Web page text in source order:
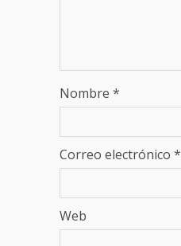
Nombre *
Correo electrónico *
Web